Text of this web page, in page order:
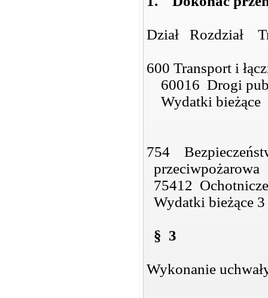
Dział Rozdział
600 Transport i
60016 Drogi
Wydatki
754
75412
Wydatki bieżące
§ 3
Wykonanie